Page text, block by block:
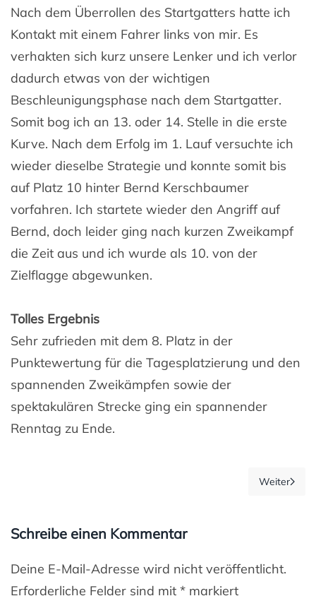
Nach dem Überrollen des Startgatters hatte ich
Kontakt mit einem Fahrer links von mir. Es
verhakten sich kurz unsere Lenker und ich verlor
dadurch etwas von der wichtigen
Beschleunigungsphase nach dem Startgatter.
Somit bog ich an 13. oder 14. Stelle in die erste
Kurve. Nach dem Erfolg im 1. Lauf versuchte ich
wieder dieselbe Strategie und konnte somit bis
auf Platz 10 hinter Bernd Kerschbaumer
vorfahren. Ich startete wieder den Angriff auf
Bernd, doch leider ging nach kurzen Zweikampf
die Zeit aus und ich wurde als 10. von der
Zielflagge abgewunken.
Tolles Ergebnis
Sehr zufrieden mit dem 8. Platz in der
Punktewertung für die Tagesplatzierung und den
spannenden Zweikämpfen sowie der
spektakulären Strecke ging ein spannender
Renntag zu Ende.
Weiter
Schreibe einen Kommentar
Deine E-Mail-Adresse wird nicht veröffentlicht.
Erforderliche Felder sind mit * markiert